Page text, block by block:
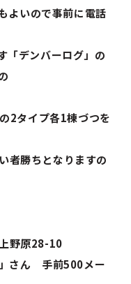
いので事前に電話
デンバーログ」の
2タイプ各1棟づつを
者勝ちとなりますの
野原28-10
さん 手前500メー